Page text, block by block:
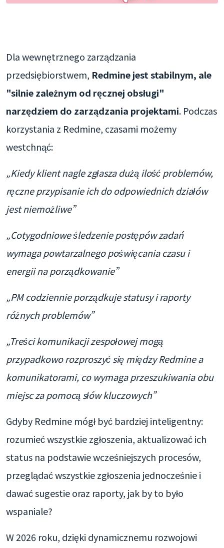
Dla wewnętrznego zarządzania
przedsiębiorstwem, Redmine jest stabilnym, ale
"silnie zależnym od ręcznej obsługi"
narzędziem do zarządzania projektami. Podczas
korzystania z Redmine, czasami możemy
westchnąć:
„Kiedy klient nagle zgłasza dużą ilość problemów,
ręczne przypisanie ich do odpowiednich działów
jest niemożliwe”
„Cotygodniowe śledzenie postępów zadań
wymaga powtarzalnego poświęcania czasu i
energii na porządkowanie”
„PM codziennie porządkuje statusy i raporty
różnych problemów”
„Treści komunikacji zespołowej mogą
przypadkowo rozproszyć się między Redmine a
komunikatorami, co wymaga przeszukiwania obu
miejsc za pomocą słów kluczowych”
Gdyby Redmine mógł być bardziej inteligentny:
rozumieć wszystkie zgłoszenia, aktualizować ich
status na podstawie wcześniejszych procesów,
przeglądać wszystkie zgłoszenia jednocześnie i
dawać sugestie oraz raporty, jak by to było
wspaniale?
W 2026 roku, dzięki dynamicznemu rozwojowi